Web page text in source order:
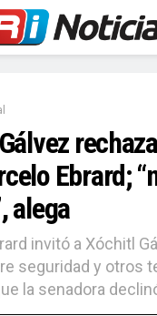
Ebrard;
alega
invitó a Xóchitl
seguridad y otros
la senadora